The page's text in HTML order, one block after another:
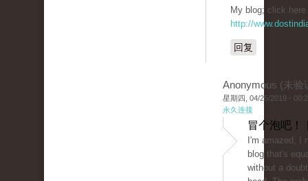
My blog; click here
http://
回复
Anonymous (未验
星期四, 04/25/2019 -
永久连接
冒个泡吧！
I'm amazed, I
blog that's
without a